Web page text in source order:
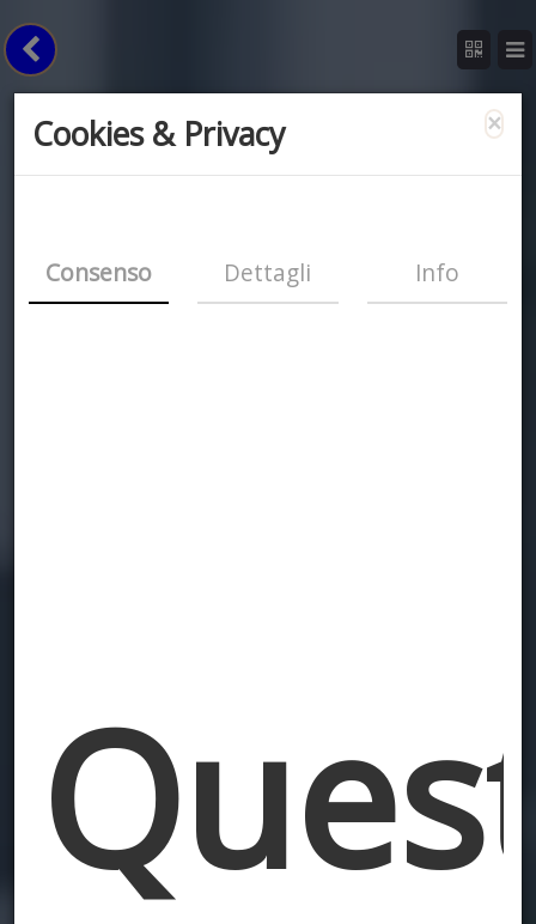
×
Cookies & Privacy
Consenso Dettagli Info